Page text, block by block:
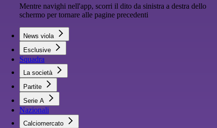
Mentre navighi nell'app, scorri il dito da sinistra a destra dello
schermo per tornare alle pagine precedenti
News viola
Esclusive
Squadra
La società
Partite
Serie A
Nazionali
Calciomercato